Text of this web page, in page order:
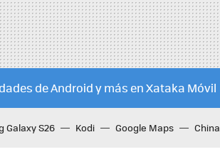
de Android y más en Xataka Móvil
Galaxy S26 Kodi Google Maps China